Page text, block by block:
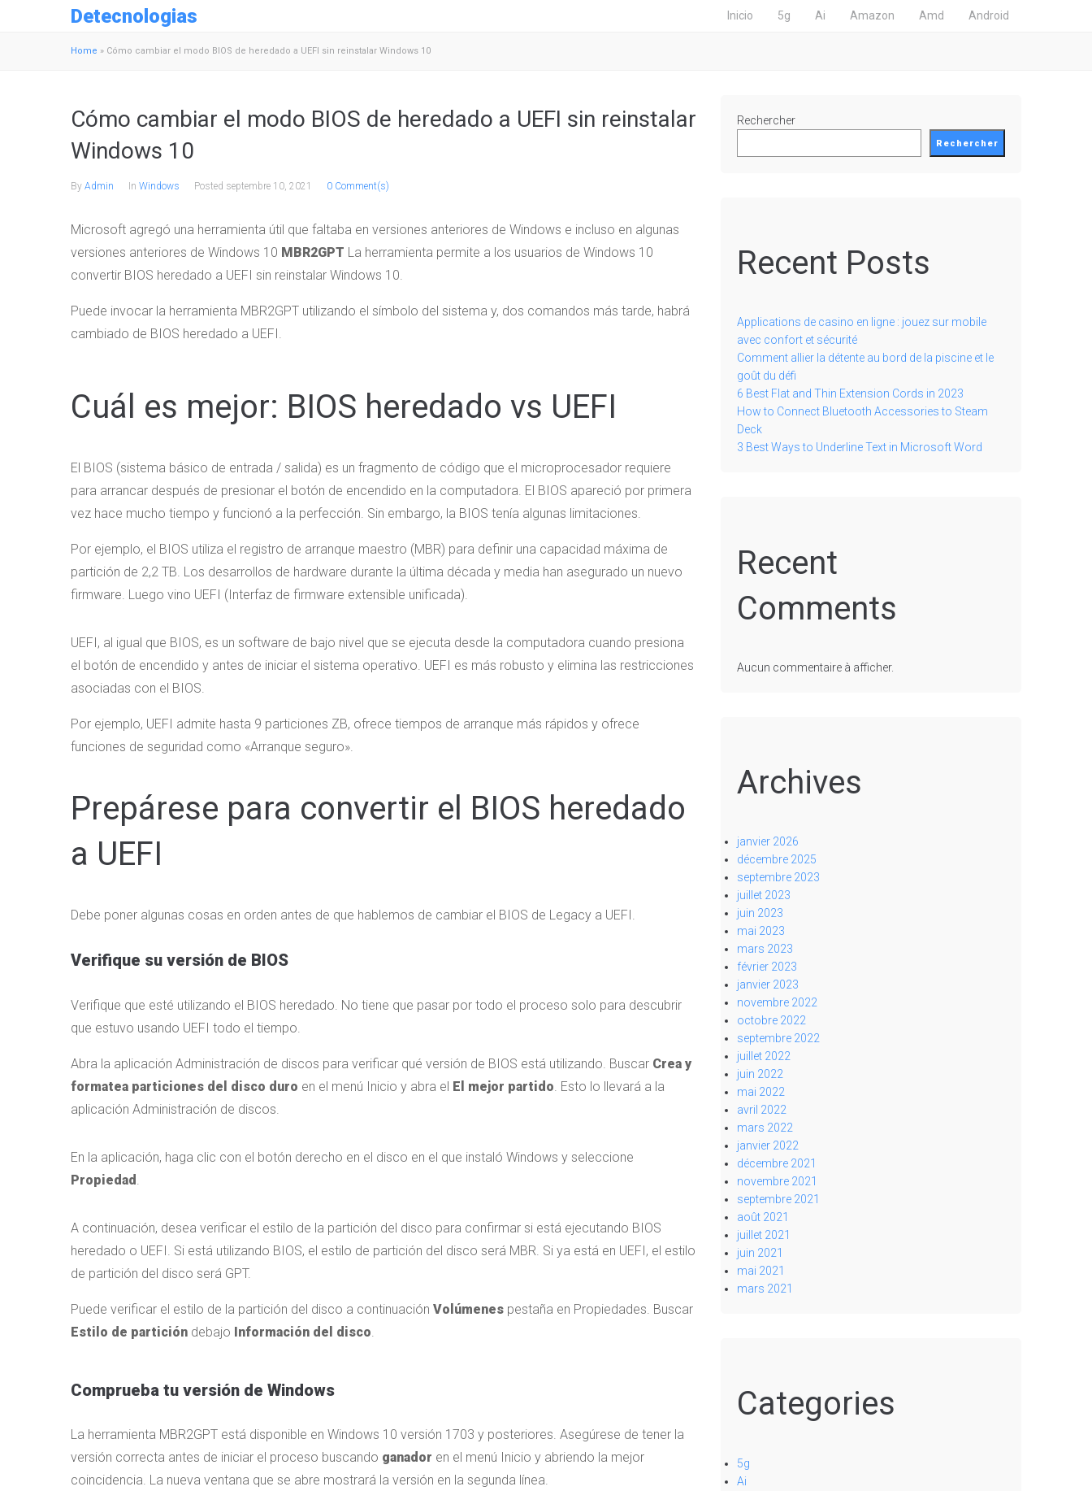
Detecnologias Inicio 5g Ai Amazon Amd Android
Home » Cómo cambiar el modo BIOS de heredado a UEFI sin reinstalar Windows 10
Cómo cambiar el modo BIOS de heredado a UEFI sin reinstalar
Windows 10
By Admin In Windows Posted septembre 10, 2021 0 Comment(s)
Microsoft agregó una herramienta útil que faltaba en versiones anteriores de Windows e incluso en algunas
versiones anteriores de Windows 10 MBR2GPT La herramienta permite a los usuarios de Windows 10
convertir BIOS heredado a UEFI sin reinstalar Windows 10.
Puede invocar la herramienta MBR2GPT utilizando el símbolo del sistema y, dos comandos más tarde, habrá
cambiado de BIOS heredado a UEFI.
Cuál es mejor: BIOS heredado vs UEFI
El BIOS (sistema básico de entrada / salida) es un fragmento de código que el microprocesador requiere
para arrancar después de presionar el botón de encendido en la computadora. El BIOS apareció por primera
vez hace mucho tiempo y funcionó a la perfección. Sin embargo, la BIOS tenía algunas limitaciones.
Por ejemplo, el BIOS utiliza el registro de arranque maestro (MBR) para definir una capacidad máxima de
partición de 2,2 TB. Los desarrollos de hardware durante la última década y media han asegurado un nuevo
firmware. Luego vino UEFI (Interfaz de firmware extensible unificada).
UEFI, al igual que BIOS, es un software de bajo nivel que se ejecuta desde la computadora cuando presiona
el botón de encendido y antes de iniciar el sistema operativo. UEFI es más robusto y elimina las restricciones
asociadas con el BIOS.
Por ejemplo, UEFI admite hasta 9 particiones ZB, ofrece tiempos de arranque más rápidos y ofrece
funciones de seguridad como «Arranque seguro».
Prepárese para convertir el BIOS heredado
a UEFI
Debe poner algunas cosas en orden antes de que hablemos de cambiar el BIOS de Legacy a UEFI.
Verifique su versión de BIOS
Verifique que esté utilizando el BIOS heredado. No tiene que pasar por todo el proceso solo para descubrir
que estuvo usando UEFI todo el tiempo.
Abra la aplicación Administración de discos para verificar qué versión de BIOS está utilizando. Buscar Crea y
formatea particiones del disco duro en el menú Inicio y abra el El mejor partido. Esto lo llevará a la
aplicación Administración de discos.
En la aplicación, haga clic con el botón derecho en el disco en el que instaló Windows y seleccione
Propiedad .
A continuación, desea verificar el estilo de la partición del disco para confirmar si está ejecutando BIOS
heredado o UEFI. Si está utilizando BIOS, el estilo de partición del disco será MBR. Si ya está en UEFI, el estilo
de partición del disco será GPT.
Puede verificar el estilo de la partición del disco a continuación Volúmenes pestaña en Propiedades. Buscar
Estilo de partición debajo Información del disco.
Comprueba tu versión de Windows
La herramienta MBR2GPT está disponible en Windows 10 versión 1703 y posteriores. Asegúrese de tener la
versión correcta antes de iniciar el proceso buscando ganador en el menú Inicio y abriendo la mejor
coincidencia. La nueva ventana que se abre mostrará la versión en la segunda línea.
Rechercher
Rechercher
Recent Posts
Applications de casino en ligne : jouez sur mobile
avec confort et sécurité
Comment allier la détente au bord de la piscine et le
goût du défi
6 Best Flat and Thin Extension Cords in 2023
How to Connect Bluetooth Accessories to Steam
Deck
3 Best Ways to Underline Text in Microsoft Word
Recent
Comments
Aucun commentaire à afficher.
Archives
janvier 2026
décembre 2025
septembre 2023
juillet 2023
juin 2023
mai 2023
mars 2023
février 2023
janvier 2023
novembre 2022
octobre 2022
septembre 2022
juillet 2022
juin 2022
mai 2022
avril 2022
mars 2022
janvier 2022
décembre 2021
novembre 2021
septembre 2021
août 2021
juillet 2021
juin 2021
mai 2021
mars 2021
Categories
5g
Ai